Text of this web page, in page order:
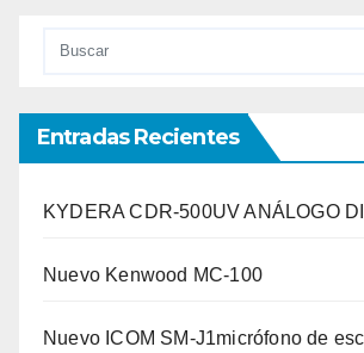
Entradas Recientes
KYDERA CDR-500UV ANÁLOGO
Nuevo Kenwood MC-100
Nuevo ICOM SM-J1micrófono de